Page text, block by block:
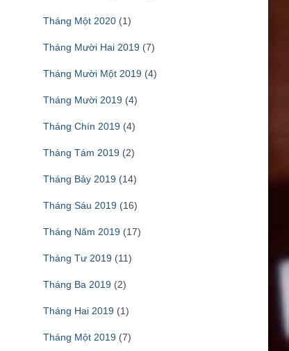
Tháng Một 2020(1)
Tháng Mười Hai 2019(7)
Tháng Mười Một 2019(4)
Tháng Mười 2019(4)
Tháng Chín 2019(4)
Tháng Tám 2019(2)
Tháng Bảy 2019(14)
Tháng Sáu 2019(16)
Tháng Năm 2019(17)
Tháng Tư 2019(11)
Tháng Ba 2019(2)
Tháng Hai 2019(1)
Tháng Một 2019(7)